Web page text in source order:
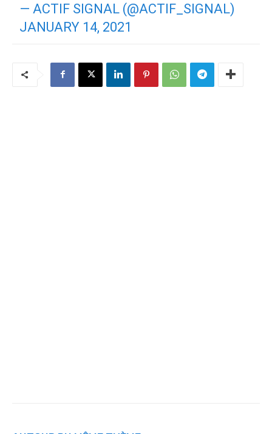
— ACTIF SIGNAL (@ACTIF_SIGNAL)
JANUARY 14, 2021